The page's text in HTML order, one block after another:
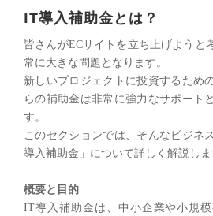
IT導入補助金とは？
皆さんがECサイトを立ち上げようと
常に大きな問題となります。
新しいプロジェクトに投資するため
らの補助金は非常に強力なサポート
す。
このセクションでは、そんなビジネ
導入補助金」について詳しく解説しま
概要と目的
IT導入補助金は、中小企業や小規